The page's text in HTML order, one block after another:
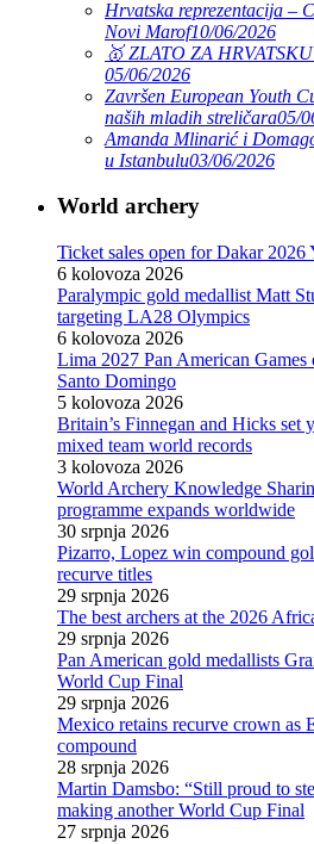
Hrvatska reprezentacija –
Novi Marof10/06/2026
🥇 ZLATO ZA
05/06/2026
Završen European Youth
naših mladih streličara05/
Amanda Mlinarić i
u Istanbulu03/06/2026
World archery
Ticket sales open for Dakar 2026
6 kolovoza 2026
Paralympic gold medallist Matt
targeting LA28 Olympics
6 kolovoza 2026
Lima 2027 Pan American Games
Santo Domingo
5 kolovoza 2026
Britain’s Finnegan and Hicks set
mixed team world records
3 kolovoza 2026
World Archery Knowledge
programme expands worldwide
30 srpnja 2026
Pizarro, Lopez win compound
recurve titles
29 srpnja 2026
The best archers at the 2026
29 srpnja 2026
Pan American gold medallists
World Cup Final
29 srpnja 2026
Mexico retains recurve crown as
compound
28 srpnja 2026
Martin Damsbo: “Still proud to
making another World Cup Final
27 srpnja 2026